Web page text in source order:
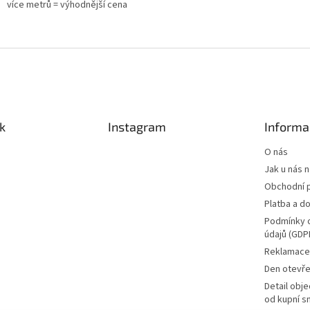
více metrů = výhodnější cena
Instagram
O nás
Jak u nás
Obchodní
Platba a
Podmínky
údajů
Den
Detail
od kupní